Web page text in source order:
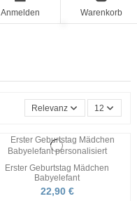
Anmelden Warenkorb
Relevanz 12
Erster Geburtstag Mädchen
Babyelefant
22,90 €